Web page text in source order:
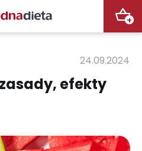
+
24.09.2024
efekty